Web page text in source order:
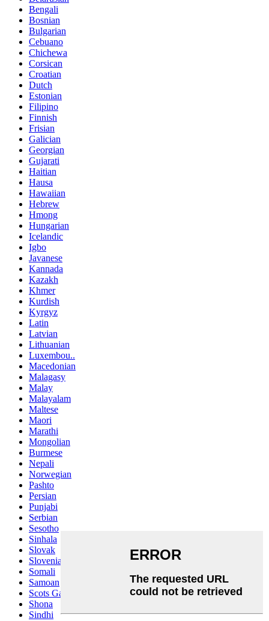
Bengali
Bosnian
Bulgarian
Cebuano
Chichewa
Corsican
Croatian
Dutch
Estonian
Filipino
Finnish
Frisian
Galician
Georgian
Gujarati
Haitian
Hausa
Hawaiian
Hebrew
Hmong
Hungarian
Icelandic
Igbo
Javanese
Kannada
Kazakh
Khmer
Kurdish
Kyrgyz
Latin
Latvian
Lithuanian
Luxembou..
Macedonian
Malagasy
Malay
Malayalam
Maltese
Maori
Marathi
Mongolian
Burmese
Nepali
Norwegian
Pashto
Persian
Punjabi
Serbian
Sesotho
Sinhala
Slovak
Slovenian
Somali
Samoan
Scots Gaelic
Shona
Sindhi